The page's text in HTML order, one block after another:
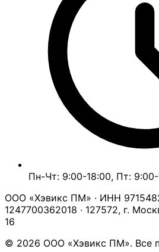
Пн-Чт: 9:00-18:00, Пт: 9:00-
ООО «Хэвикс ПМ» · ИНН
1247700362018 · 127572, г.
16
© 2026 ООО «Хэвикс ПМ». Все